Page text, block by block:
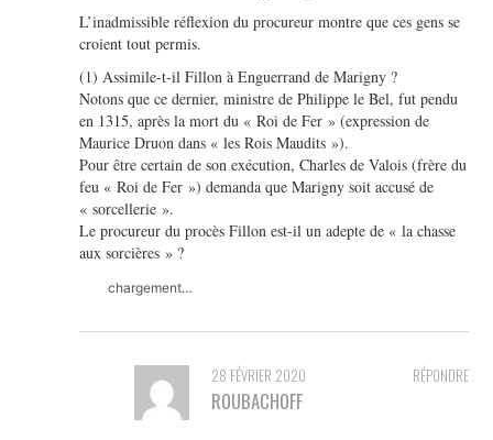
L’inadmissible réflexion du procureur montre que ces gens se
croient tout permis.
(1) Assimile-t-il Fillon à Enguerrand de Marigny ?
Notons que ce dernier, ministre de Philippe le Bel, fut pendu
en 1315, après la mort du « Roi de Fer » (expression de
Maurice Druon dans « les Rois Maudits »).
Pour être certain de son exécution, Charles de Valois (frère du
feu « Roi de Fer ») demanda que Marigny soit accusé de
« sorcellerie ».
Le procureur du procès Fillon est-il un adepte de « la chasse
aux sorcières » ?
chargement…
RÉPONDRE
28 FÉVRIER 2020
ROUBACHOFF